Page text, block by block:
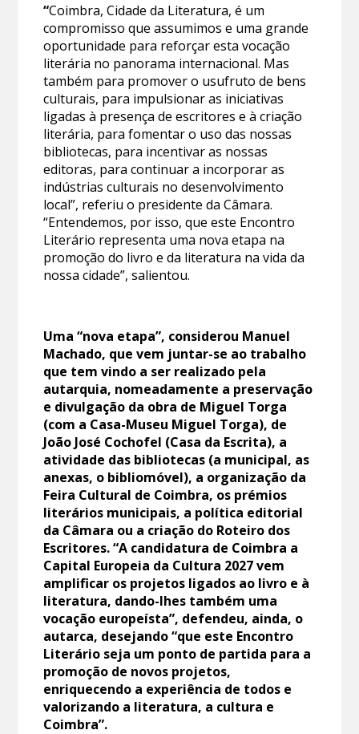
“Coimbra, Cidade da Literatura, é um
compromisso que assumimos e uma grande
oportunidade para reforçar esta vocação
literária no panorama internacional. Mas
também para promover o usufruto de bens
culturais, para impulsionar as iniciativas
ligadas à presença de escritores e à criação
literária, para fomentar o uso das nossas
bibliotecas, para incentivar as nossas
editoras, para continuar a incorporar as
indústrias culturais no desenvolvimento
local”, referiu o presidente da Câmara.
“Entendemos, por isso, que este Encontro
Literário representa uma nova etapa na
promoção do livro e da literatura na vida da
nossa cidade”, salientou.
Uma “nova etapa”, considerou Manuel
Machado, que vem juntar-se ao trabalho
que tem vindo a ser realizado pela
autarquia, nomeadamente a preservação
e divulgação da obra de Miguel Torga
(com a Casa-Museu Miguel Torga), de
João José Cochofel (Casa da Escrita), a
atividade das bibliotecas (a municipal, as
anexas, o bibliomóvel), a organização da
Feira Cultural de Coimbra, os prémios
literários municipais, a política editorial
da Câmara ou a criação do Roteiro dos
Escritores. “A candidatura de Coimbra a
Capital Europeia da Cultura 2027 vem
amplificar os projetos ligados ao livro e à
literatura, dando-lhes também uma
vocação europeísta”, defendeu, ainda, o
autarca, desejando “que este Encontro
Literário seja um ponto de partida para a
promoção de novos projetos,
enriquecendo a experiência de todos e
valorizando a literatura, a cultura e
Coimbra”.